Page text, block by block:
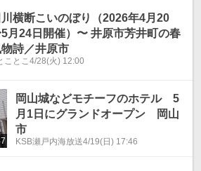
横断こいのぼり（2026年4月20
5月24日開催）〜 井原市芳井町の春
詩／井原市
ことこ 4/28(火) 12:00
岡山城などモチーフのホテル 5
月1日にグランドオープン 岡山
市
KSB瀬戸内海放送4/19(日) 17:46